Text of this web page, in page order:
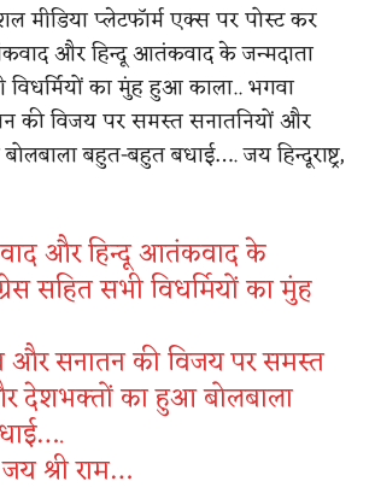
मीडिया प्लेटफॉर्म एक्स पर पोस्ट कर
और हिन्दू आतंकवाद के जन्मदाता
का मुंह हुआ काला.. भगवा
की विजय पर समस्त सनातनियों और
बहुत-बहुत बधाई…. जय हिन्दूराष्ट्र,
और हिन्दू आतंकवाद के
सहित सभी विधर्मियों का मुंह
और सनातन की विजय पर समस्त
देशभक्तों का हुआ बोलबाला
जय श्री राम…